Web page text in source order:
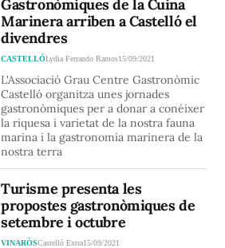
Gastronòmiques de la Cuina
Marinera arriben a Castelló el
divendres
CASTELLÓLydia Ferrando Ramos15/09/2021
L'Associació Grau Centre Gastronòmic
Castelló organitza unes jornades
gastronòmiques per a donar a conéixer
la riquesa i varietat de la nostra fauna
marina i la gastronomia marinera de la
nostra terra
Turisme presenta les
propostes gastronòmiques de
setembre i octubre
VINARÒSCastelló Extra15/09/2021